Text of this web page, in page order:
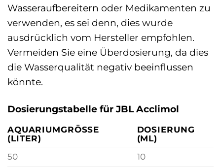
Wasseraufbereitern oder Medikamenten zu
verwenden, es sei denn, dies wurde
ausdrücklich vom Hersteller empfohlen.
Vermeiden Sie eine Überdosierung, da dies
die Wasserqualität negativ beeinflussen
könnte.
Dosierungstabelle für JBL Acclimol
AQUARIUMGRÖSSE (
LITER)
DOSIERUNG
(ML)
50
10